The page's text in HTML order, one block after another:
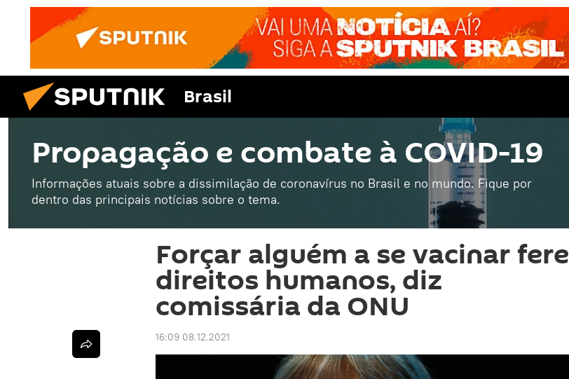
Brasil
Propagação e combate à COVID-19
Informações atuais sobre a dissimilação de coronavírus no Brasil e no mundo. Fique por
dentro das principais notícias sobre o tema.
Forçar alguém a se vacinar fere
direitos humanos, diz
comissária da ONU
16:09 08.12.2021